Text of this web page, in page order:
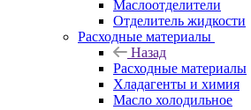
Маслоотделители
Отделитель жидкости
Расходные материалы
Назад
Расходные материалы
Хладагенты и химия
Масло холодильное